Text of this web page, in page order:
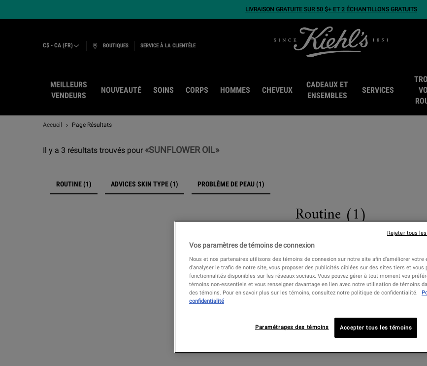
LIVRAISON GRATUITE SUR 50 $+ ET 2 ÉCHANTILLONS GRATUITS
C$ - CA (FR) BOUTIQUES SERVICE À LA CLIENTÈLE
MEILLEURS
VENDEURS
NOUVEAUTÉ SOINS CORPS HOMMES CHEVEUX
CADEAUX ET
ENSEMBLES
SERVICES
Accueil Page Résultats
Il y a 3 résultats trouvés pour SUNFLOWER OIL
ROUTINE (1) ADVICES SKIN TYPE (1) PROBLÈME DE PEAU (1)
Routine (1)
ROUTINES
How To Incorporate Emulsions Into Your
Vos paramètres de témoins de connexion
Nous et nos partenaires utilisons des témoins de connexion sur notre site afin d’améliorer votre
d’analyser le trafic de notre site, vous proposer des publicités ciblées sur des sites tiers et vous
fonctionnalités disponibles sur les réseaux sociaux. Vous pouvez gérer à tout moment vos
témoins non-essentiels et vous renseigner davantage en lien avec notre utilisation de témoins
des témoins. Pour en savoir plus sur les témoins, consultez notre politique de confidentialité.
confidentialité
Accepter tous les témoins
Paramétrages des témoins
Rejeter tous